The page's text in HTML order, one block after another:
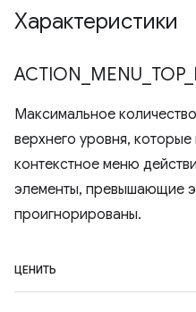
Характеристики
ACTION MENU TOP_
Максимальное
верхнего уровня,
контекстное меню
элементы, превышающие
проигнорированы.
ЦЕНИТЬ